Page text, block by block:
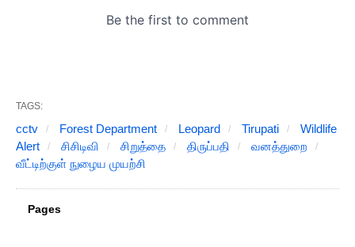
TAGS:
cctv Forest Department Leopard Tirupati
Wildlife
Alert
சிசிடிவி சிறுத்தை திருப்பதி
வனத்துறை
வீட்டிற்குள் நுழைய முயற்சி
Pages